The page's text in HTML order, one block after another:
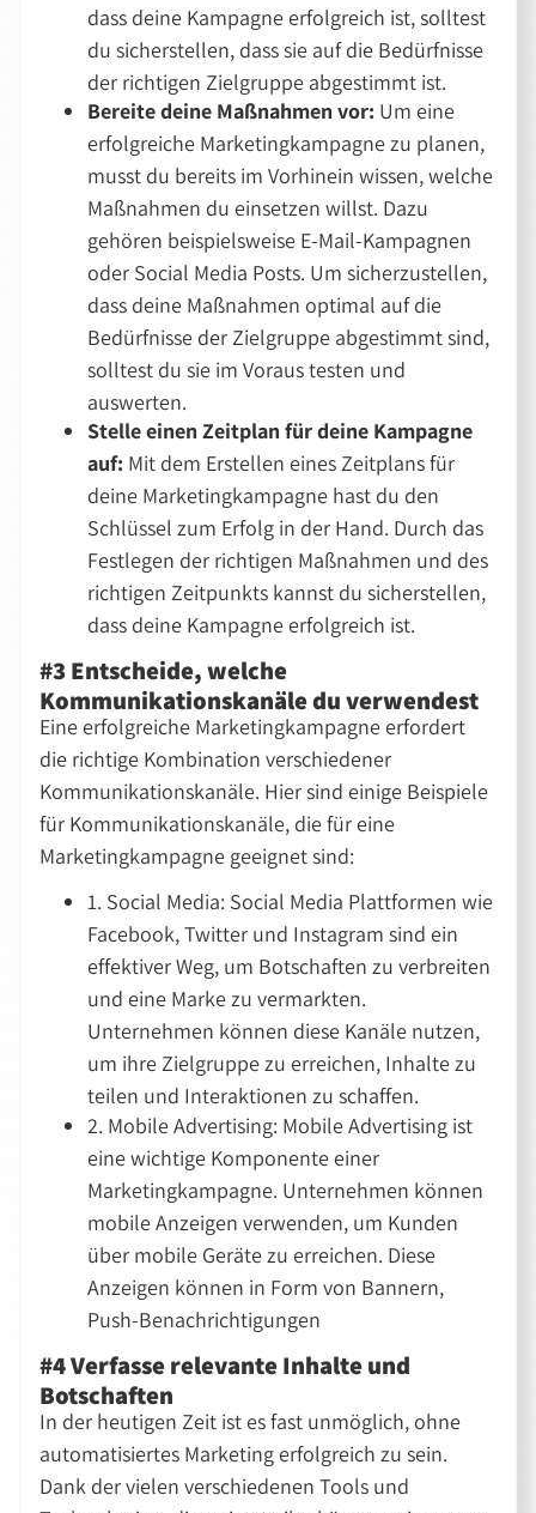
dass deine Kampagne erfolgreich ist, solltest
du sicherstellen, dass sie auf die Bedürfnisse
der richtigen Zielgruppe abgestimmt ist.
Bereite deine Maßnahmen vor: Um eine
erfolgreiche Marketingkampagne zu planen,
musst du bereits im Vorhinein wissen, welche
Maßnahmen du einsetzen willst. Dazu
gehören beispielsweise E-Mail-Kampagnen
oder Social Media Posts. Um sicherzustellen,
dass deine Maßnahmen optimal auf die
Bedürfnisse der Zielgruppe abgestimmt sind,
solltest du sie im Voraus testen und
auswerten.
Stelle einen Zeitplan für deine Kampagne
auf: Mit dem Erstellen eines Zeitplans für
deine Marketingkampagne hast du den
Schlüssel zum Erfolg in der Hand. Durch das
Festlegen der richtigen Maßnahmen und des
richtigen Zeitpunkts kannst du sicherstellen,
dass deine Kampagne erfolgreich ist.
#3 Entscheide, welche
Kommunikationskanäle du verwendest
Eine erfolgreiche Marketingkampagne erfordert
die richtige Kombination verschiedener
Kommunikationskanäle. Hier sind einige Beispiele
für Kommunikationskanäle, die für eine
Marketingkampagne geeignet sind:
1. Social Media: Social Media Plattformen wie
Facebook, Twitter und Instagram sind ein
effektiver Weg, um Botschaften zu verbreiten
und eine Marke zu vermarkten.
Unternehmen können diese Kanäle nutzen,
um ihre Zielgruppe zu erreichen, Inhalte zu
teilen und Interaktionen zu schaffen.
2. Mobile Advertising: Mobile Advertising ist
eine wichtige Komponente einer
Marketingkampagne. Unternehmen können
mobile Anzeigen verwenden, um Kunden
über mobile Geräte zu erreichen. Diese
Anzeigen können in Form von Bannern,
Push-Benachrichtigungen
#4 Verfasse relevante Inhalte und
Botschaften
In der heutigen Zeit ist es fast unmöglich, ohne
automatisiertes Marketing erfolgreich zu sein.
Dank der vielen verschiedenen Tools und